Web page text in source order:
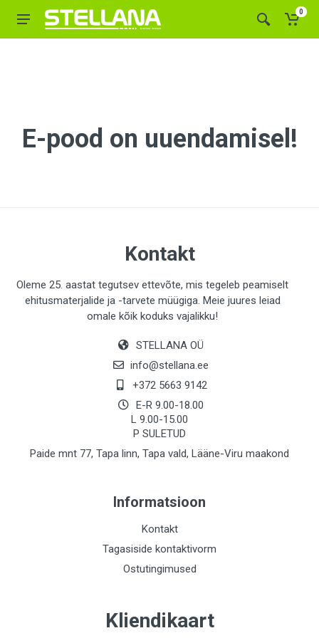
0
E-pood on uuendamisel!
Kontakt
Oleme 25. aastat tegutsev ettevõte, mis tegeleb peamiselt
ehitusmaterjalide ja -tarvete müügiga. Meie juures leiad
omale kõik koduks vajalikku!
STELLANA OÜ
info@stellana.ee
+372 5663 9142
E-R 9.00-18.00
L 9.00-15.00
P SULETUD
Paide mnt 77, Tapa linn, Tapa vald, Lääne-Viru maakond
Informatsioon
Kontakt
Tagasiside kontaktivorm
Ostutingimused
Kliendikaart